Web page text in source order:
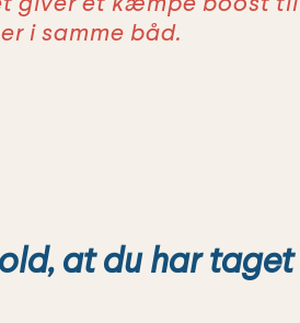
i samme båd.
at du har taget